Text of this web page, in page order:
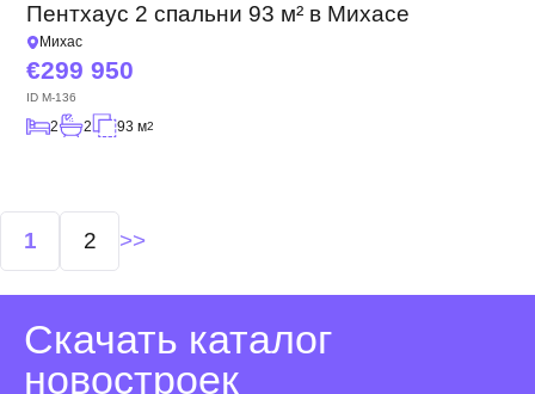
Пентхаус 2 спальни 93 м² в Михасе
Михас
299 950
ID M-136
2 2 93 м2
Навигация
по1 2
Скачать каталог
новостроек